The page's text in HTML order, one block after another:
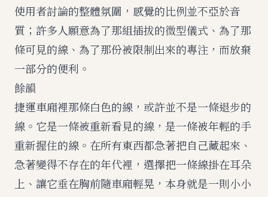
使用者討論的整體氛圍，感覺的比例並不亞於音
質；許多人願意為了那組插拔的微型儀式、為了那
條可見的線、為了那份被限制出來的專注，而放棄
一部分的便利。
餘韻
捷運車廂裡那條白色的線，或許並不是一條退步的
線。它是一條被重新看見的線，是一條被年輕的手
重新握住的線。在所有東西都急著把自己藏起來、
急著變得不存在的年代裡，選擇把一條線掛在耳朵
上、讓它垂在胸前隨車廂輕晃，本身就是一則小小